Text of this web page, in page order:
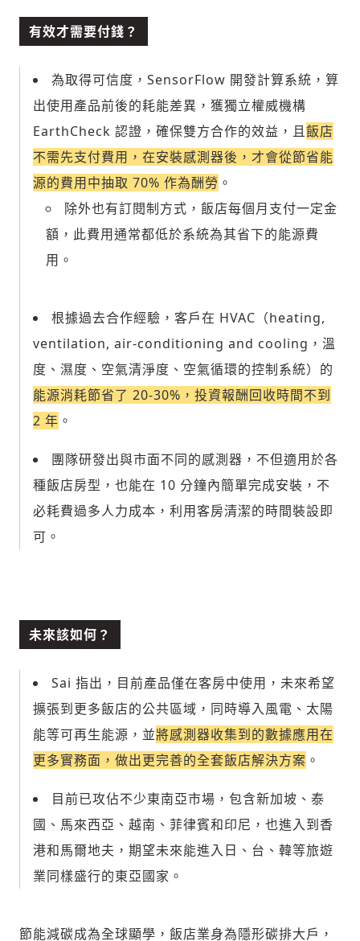
有效才需要付錢？
為取得可信度，SensorFlow 開發計算系統，算
出使用產品前後的耗能差異，獲獨立權威機構
EarthCheck 認證，確保雙方合作的效益，且飯店
不需先支付費用，在安裝感測器後，才會從節省能
源的費用中抽取 70% 作為酬勞 。
除外也有訂閱制方式，飯店每個月支付一定金
額，此費用通常都低於系統為其省下的能源費
用。
根據過去合作經驗，客戶在 HVAC（heating,
ventilation, air-conditioning and cooling，溫
度、濕度、空氣清淨度、空氣循環的控制系統）的
能源消耗節省了 20-30%，投資報酬回收時間不到
2 年 。
團隊研發出與市面不同的感測器，不但適用於各
種飯店房型，也能在 10 分鐘內簡單完成安裝，不
必耗費過多人力成本，利用客房清潔的時間裝設即
可。
未來該如何？
Sai 指出，目前產品僅在客房中使用，未來希望
擴張到更多飯店的公共區域，同時導入風電、太陽
能等可再生能源，並將感測器收集到的數據應用在
更多實務面，做出更完善的全套飯店解決方案 。
目前已攻佔不少東南亞市場，包含新加坡、泰
國、馬來西亞、越南、菲律賓和印尼，也進入到香
港和馬爾地夫，期望未來能進入日、台、韓等旅遊
業同樣盛行的東亞國家。
節能減碳成為全球顯學，飯店業身為隱形碳排大戶，
新增回應
參與深度對談的交流原則：